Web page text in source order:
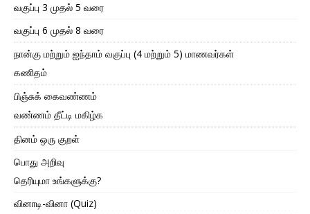
வகுப்பு 3 முதல் 5 வரை
வகுப்பு 6 முதல் 8 வரை
நான்கு மற்றும் ஐந்தாம் வகுப்பு (4 மற்றும் 5) மாணவர்கள்
கணிதம்
பிஞ்சுக் கைவண்ணம்
வண்ணம் தீட்டி மகிழ்க
தினம் ஒரு குறள்
பொது அறிவு
தெரியுமா உங்களுக்கு?
வினாடி-வினா (Quiz)